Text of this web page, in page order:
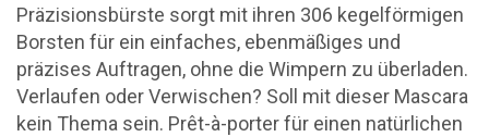
Präzisionsbürste sorgt mit ihren 306 kegelförmigen
Borsten für ein einfaches, ebenmäßiges und
präzises Auftragen, ohne die Wimpern zu überladen.
Verlaufen oder Verwischen? Soll mit dieser Mascara
kein Thema sein. Prêt-à-porter für einen natürlichen